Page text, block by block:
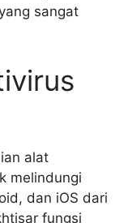
sangat
alat
melindungi
dan iOS dari
fungsi